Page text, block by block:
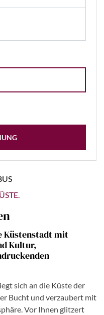
Küstenstadt mit
Kultur,
sich an die Küste der
Bucht und verzaubert mit
Vor Ihnen glitzert